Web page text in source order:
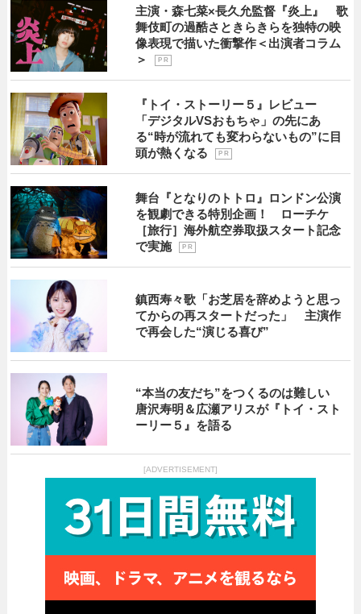
主演・森七菜×長久允監督『炎上』 歌
舞伎町の過酷さときらきらを独特の映
像表現で描いた衝撃作＜出演者コラム
＞
P R
『トイ・ストーリー５』レビュー
「デジタルVSおもちゃ」の先にあ
る“時が流れても変わらないもの”に目
頭が熱くなる
P R
舞台『となりのトトロ』ロンドン公演
を観劇できる特別企画！ ローチケ
［旅行］海外航空券取扱スタート記念
で実施
P R
鎮西寿々歌「お芝居を辞めようと思っ
てからの再スタートだった」 主演作
で再会した“演じる喜び”
“本当の友だち”をつくるのは難しい
唐沢寿明＆広瀬アリスが『トイ・スト
ーリー５』を語る
[ADVERTISEMENT]